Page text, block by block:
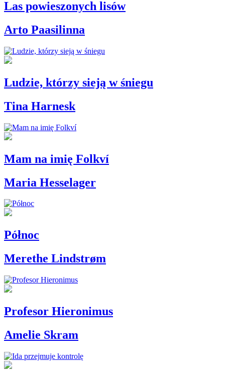
Las powieszonych lisów
Arto Paasilinna
Ludzie, którzy sieją w śniegu
Tina Harnesk
Mam na imię Folkví
Maria Hesselager
Północ
Merethe Lindstrøm
Profesor Hieronimus
Amelie Skram